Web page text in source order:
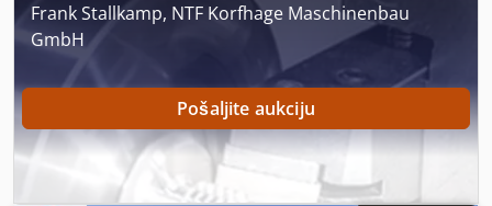
Frank Stallkamp, NTF Korfhage Maschinenbau
GmbH
Pošaljite aukciju